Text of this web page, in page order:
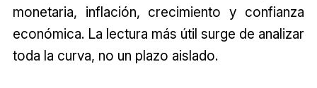
monetaria, inflación, crecimiento y confianza
económica. La lectura más útil surge de analizar
toda la curva, no un plazo aislado.